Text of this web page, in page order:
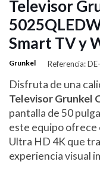
Televisor
Smart TV y
Grunkel Referencia:
Disfruta de una
Televisor Grunkel
pantalla de 50
este equipo ofrece
Ultra HD 4K que
experiencia visual